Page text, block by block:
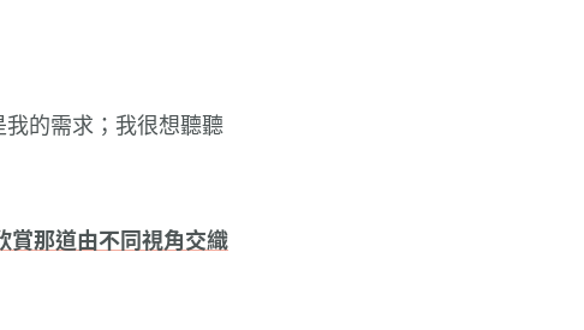
的需求；我很想聽聽
賞那道由不同視角交織